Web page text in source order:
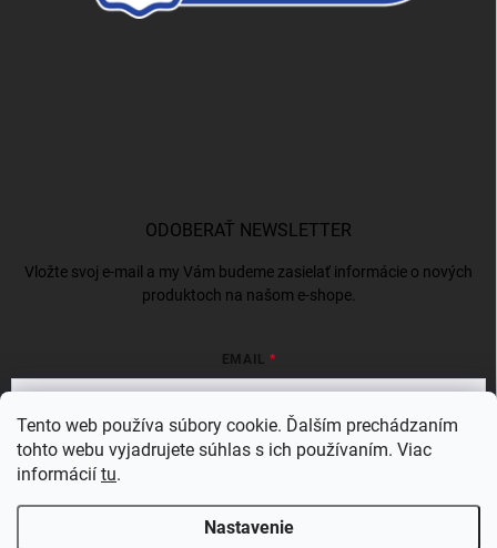
Tento web používa súbory cookie. Ďalším prechádzaním
tohto webu vyjadrujete súhlas s ich používaním. Viac
informácií tu.
Nastavenie
ODOBERAŤ NEWSLETTER
Vložte svoj e-mail a my Vám budeme zasielať informácie o nových
produktoch na našom e-shope.
EMAIL
Vložením e-mailu súhlasíte s
Prihlásiť sa